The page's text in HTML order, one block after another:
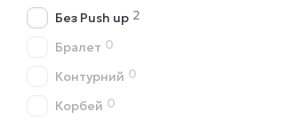
Без Push up 2
Бралет 0
Контурний 0
Корбей 0